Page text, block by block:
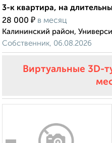
3-к квартира, на
28 000 ₽ в месяц
Калининский район,
Собственник, 06.08.2026
Виртуальные 3D-